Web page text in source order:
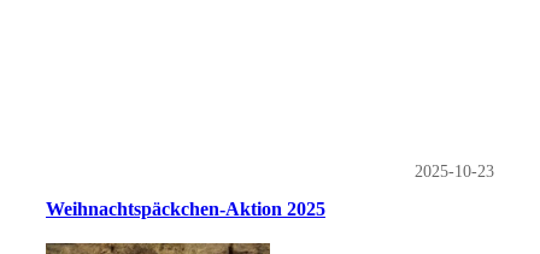
2025-10-23
Weihnachtspäckchen-Aktion 2025